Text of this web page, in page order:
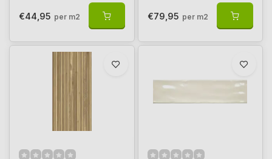
€44,95 per m2 €79,95 per m2